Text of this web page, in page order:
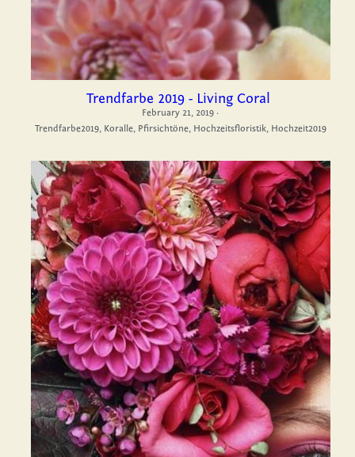
Trendfarbe 2019 - Living Coral
February 21, 2019 ·
Trendfarbe2019, Koralle, Pfirsichtöne, Hochzeitsfloristik, Hochzeit2019